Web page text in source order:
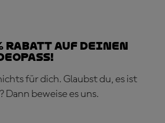
Rabatt auf deinen
für dich. Glaubst du, es ist
Dann beweise es uns.